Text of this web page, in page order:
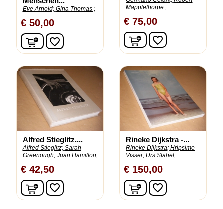
Eve Arnold; Gina Thomas ;
€ 50,00
In winkelwagen
favorite_border
Mapplethorpe ;
€ 75,00
In winkelwagen
favorite_border
Alfred Stieglitz....
Alfred Stieglitz; Sarah
Greenough; Juan Hamilton;
€ 42,50
In winkelwagen
favorite_border
Rineke Dijkstra -...
Rineke Dijkstra; Hripsime
Visser; Urs Stahel;
€ 150,00
In winkelwagen
favorite_border